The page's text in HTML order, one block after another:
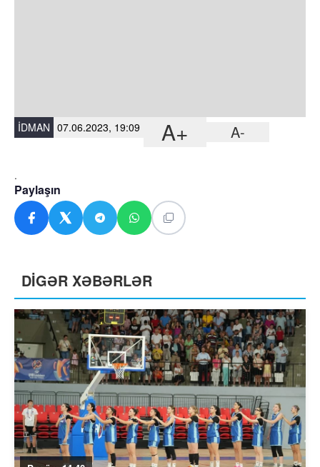
İDMAN 07.06.2023, 19:09 A+ A-
.
Paylaşın
DİGƏR XƏBƏRLƏR